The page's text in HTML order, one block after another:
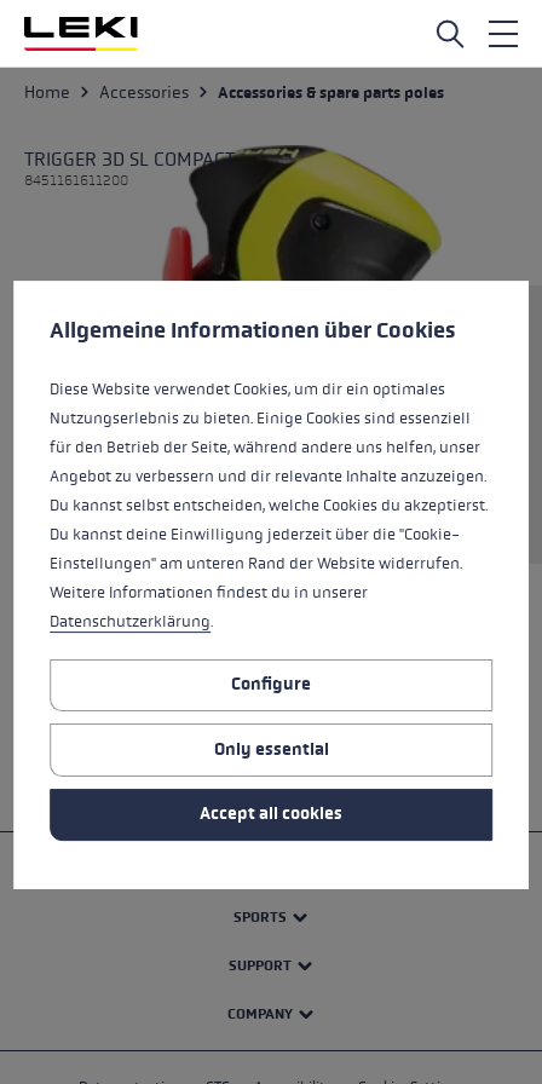
Skip to main content
Home Accessories Accessories & spare parts poles
TRIGGER 3D SL COMPACT
8451161611200
Size
Colours neonyellow-black
ALL FEATURES
SAFETY INSTRUCTIONS
SPORTS
SUPPORT
COMPANY
Cookie preferences
This website uses cookies to give you the best possible experience.
Allgemeine Informationen über Cookies
Diese Website verwendet Cookies, um dir ein optimales
Nutzungserlebnis zu bieten. Einige Cookies sind essenziell
für den Betrieb der Seite, während andere uns helfen, unser
Angebot zu verbessern und dir relevante Inhalte anzuzeigen.
Du kannst selbst entscheiden, welche Cookies du akzeptierst.
Du kannst deine Einwilligung jederzeit über die "Cookie-
Einstellungen" am unteren Rand der Website widerrufen.
Weitere Informationen findest du in unserer
Datenschutzerklärung.
Configure
Only essential
Accept all cookies